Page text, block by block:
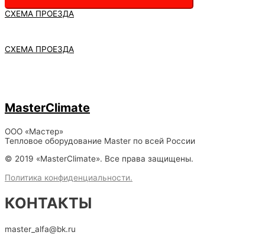
СХЕМА ПРОЕЗДА
СХЕМА ПРОЕЗДА
MasterClimate
ООО «Мастер»
Тепловое оборудование Master по всей России
© 2019 «MasterClimate». Все права защищены.
Политика конфиденциальности.
КОНТАКТЫ
master_alfa@bk.ru